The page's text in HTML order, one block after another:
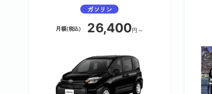
ガソリン
月額(税込) 26,400円～